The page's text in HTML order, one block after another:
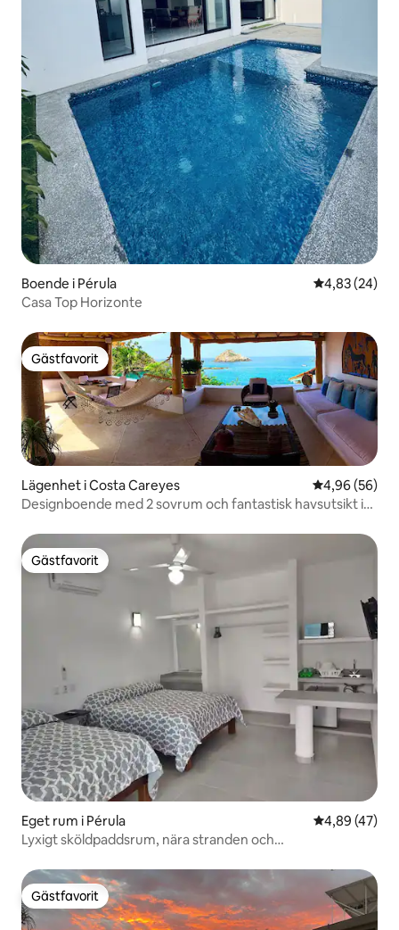
Boende i Pérula 4,83 av 5 i
4,83 (24)
Casa Top Horizonte
Gästfavorit
Gästfavorit
Lägenhet i Costa Careyes 4,96 av 5 i
4,96 (56)
Designboende med 2 sovrum och fantastisk havsutsikt i
Gästfavorit
Gästfavorit
Eget rum i Pérula 4,89 av 5 i
4,89 (47)
Lyxigt sköldpaddsrum, nära stranden och
Gästfavorit
Gästfavorit